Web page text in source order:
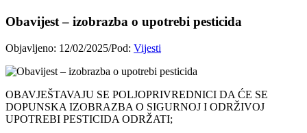
Obavijest – izobrazba o upotrebi pesticida
Objavljeno: 12/02/2025/Pod: Vijesti
OBAVJEŠTAVAJU SE POLJOPRIVREDNICI DA ĆE SE
DOPUNSKA IZOBRAZBA O SIGURNOJ I ODRŽIVOJ
UPOTREBI PESTICIDA ODRŽATI;